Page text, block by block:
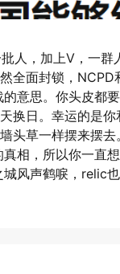
人，加上V，一
全面封锁，
意思。你头皮都
换日。幸运的是
头草一样摆来摆
相，所以你一直
风声鹤唳，relic